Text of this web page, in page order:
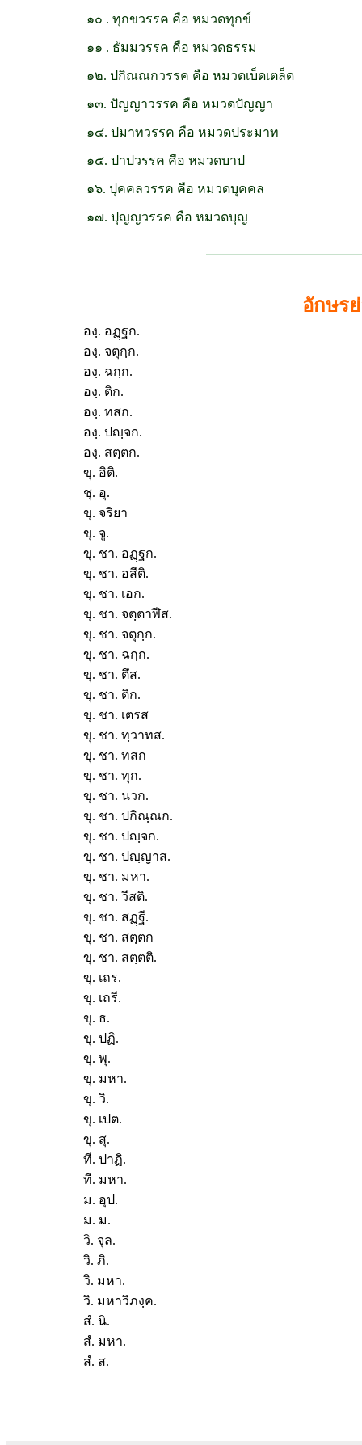
๑๐ . ทุกขวรรค คือ หมวดทุกข์
๑๑ . ธัมมวรรค คือ หมวดธรรม
๑๒. ปกิณณกวรรค คือ หมวดเบ็ดเตล็ด
๑๓. ปัญญาวรรค คือ หมวดปัญญา
๑๔. ปมาทวรรค คือ หมวดประมาท
๑๕. ปาปวรรค คือ หมวดบาป
๑๖. ปุคคลวรรค คือ หมวดบุคคล
๑๗. ปุญญวรรค คือ หมวดบุญ
อักษร
องฺ. อฏฺฐก.
องฺ. จตุกฺก.
องฺ. ฉกฺก.
องฺ. ติก.
องฺ. ทสก.
องฺ. ปญฺจก.
องฺ. สตฺตก.
ขุ. อิติ.
ชุ. อุ.
ขุ. จริยา
ขุ. จู.
ขุ. ชา. อฏฺฐก.
ขุ. ชา. อสีติ.
ขุ. ชา. เอก.
ขุ. ชา. จตฺตาฬีส.
ขุ. ชา. จตุกฺก.
ขุ. ชา. ฉกฺก.
ขุ. ชา. ตึส.
ขุ. ชา. ติก.
ขุ. ชา. เตรส
ขุ. ชา. ทฺวาทส.
ขุ. ชา. ทสก
ขุ. ชา. ทุก.
ขุ. ชา. นวก.
ขุ. ชา. ปกิณฺณก.
ขุ. ชา. ปญฺจก.
ขุ. ชา. ปญฺญาส.
ขุ. ชา. มหา.
ขุ. ชา. วีสติ.
ขุ. ชา. สฏฺฐี.
ขุ. ชา. สตฺตก
ขุ. ชา. สตฺตติ.
ขุ. เถร.
ขุ. เถรี.
ขุ. ธ.
ขุ. ปฏิ.
ขุ. พุ.
ขุ. มหา.
ขุ. วิ.
ขุ. เปต.
ขุ. สุ.
ที. ปาฏิ.
ที. มหา.
ม. อุป.
ม. ม.
วิ. จุล.
วิ. ภิ.
วิ. มหา.
วิ. มหาวิภงฺค.
สํ. นิ.
สํ. มหา.
สํ. ส.